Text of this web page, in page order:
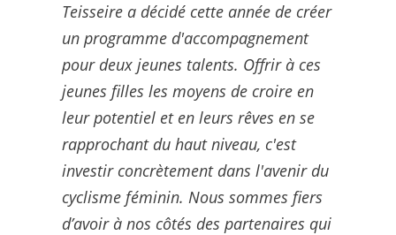
Teisseire a décidé cette année de créer
un programme d'accompagnement
pour deux jeunes talents. Offrir à ces
jeunes filles les moyens de croire en
leur potentiel et en leurs rêves en se
rapprochant du haut niveau, c'est
investir concrètement dans l'avenir du
cyclisme féminin. Nous sommes fiers
d’avoir à nos côtés des partenaires qui